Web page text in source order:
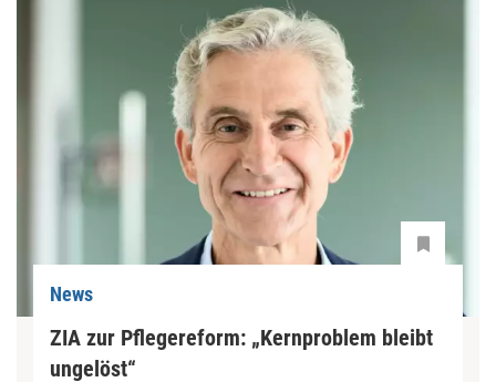
News
ZIA zur Pflegereform: „Kernproblem bleibt
ungelöst“